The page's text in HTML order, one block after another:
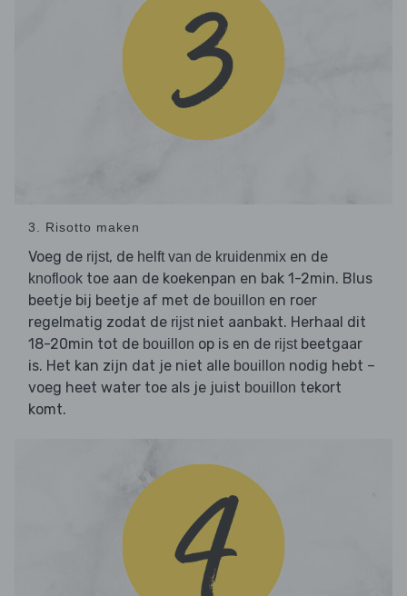
3. Risotto maken
Voeg de rijst, de helft van de kruidenmix en de
knoflook toe aan de koekenpan en bak 1-2min. Blus
beetje bij beetje af met de bouillon en roer
regelmatig zodat de rijstniet aanbakt. Herhaal dit
18-20min tot de bouillon op is en de rijstbeetgaar
is. Het kan zijn dat je niet alle bouillon nodig hebt –
voeg heet water toe als je juist bouillon tekort
komt.